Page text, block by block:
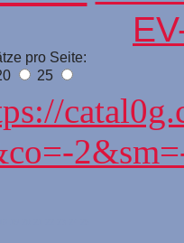
pro Seite:
25